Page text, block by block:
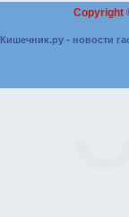
Copyright
Кишечник.ру - новости